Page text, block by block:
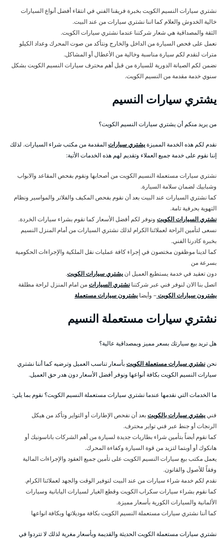
نشتري سيارات النسيم الكويت بخبرة فريقنا الفني في انتقاء أفضل أنواع السيارات
خالية الخدوش والعلام كما اننا نشتري سيارات من عند البيت.
الثقة والمصداقية هي شعار شركتنا عندما نشتري سيارات الكويت.
نعمل على فحص السيارة من الداخل والخارج ونتأكد من صوت المحرك وعداد الكيلو
مترات لنقدم لكم سيارة مناسبة وخالية من الأعطال أو المشاكل.
نضمن لكم الصيانة الدورية للسيارة من قبل أهم محترف سيارات النسيم الكويت بشكل
سنوي خدمة مقدمة من النسيم الكويت.
يشتري سيارات النسيم
من يريد منكم أن يشتري سيارات النسيم الكويت؟
نقدم لكم هذه الخدمة المميزةيشتري سياراتالمقدمة من مكتب شراء السيارات. لذلك
إننا نقوم على خدمة جميع العملاء وتقديم لهم هذه الخدمات الأتية:
نشتري سيارات مستعملة النسيم الكويت من أصحابها ونقوم بفحص المقاعد والابواب
وشبابيك لضمان سلامة السيارة.
كما نشتري السيارات عند البيت بعد أن نقوم بفحص المكيف والفلاتر والمواسير ونظام
التهوية بحرفية تامة.
نشتري السيارات الكويت ونوفر لكم أفضل الأسعار كما نقوم بشراء سيارات الخردة.
نسعى لتأمين الراحة لعملائنا الكرام لذلك نشتري السيارات من أمام المنزل النسيم
بخبرة كادرنا الفني.
كما لدينا موظفون مختصون في إجراء كافة عمليات نقل الملكية والإجراءات الحكومية
بسرعة من
دون تعقيد في خدمة يستطيع العميل ان يشتري سيارات الكويت.
اتصل بنا الان لنوفر فني عبر شركتنا نشتري السياراتمن امام المنزل لراحة مطلقة
يشترون سيارات الكويت– وأيضا يشترون سيارات مستعملة
نشتري سيارات مستعملة النسيم
هل تريد بيع سيارتك بسعر مميز وبمصداقية عالية؟
نحننشتري سيارات مستعملة الكويتبأسعار تناسب العميل وترضيه كما أننا نشتري
سيارات النسيم الكويت بكافة أنواعها ونوفر أفضل الأسعار دون هدر حق العميل.
ما الخدمات التي نقدمها عندما نشتري سيارات مستعملة النسيم الكويت؟ نقوم بما يلي:
فنييشتري سيارات بالكويتبعد أن نفحص الإطارات أو التواير وتأكد من هيكل
الرنجات أو جنط عبر فني تواير محترف.
كما نقوم أبضاً بتأمين شراء بطاريات جديدة لسيارة من أهم الشركات باناسونيك أو
هانكوك أو أوبتما لتزيد من قوة السيارة وكفاءة المحرك.
يعمل مكتب بيع سيارات النسيم الكويت على تأمين جميع العقود والإجراءات المالية
وفقاً للأصول والقانون.
نقدم لكم خدمة شراء سيارات من عند البيت لتوفير الوقت والجهد لعملائنا الكرام.
كما نقوم بشراء سيارات سكراب الكويت وقطع الغيار لسيارات اليابانية وسيارات
الألمانية والسيارات الكورية بأسعار مميزة.
كما أننا نشتري سيارات مستعملة النسيم الكويت بكافة موديلاتها وبكافة انواعها
نشتري سيارات مستعملة الكويت الحديثة والقديمة وبأسعار مغرية لذلك لا تتردوا في